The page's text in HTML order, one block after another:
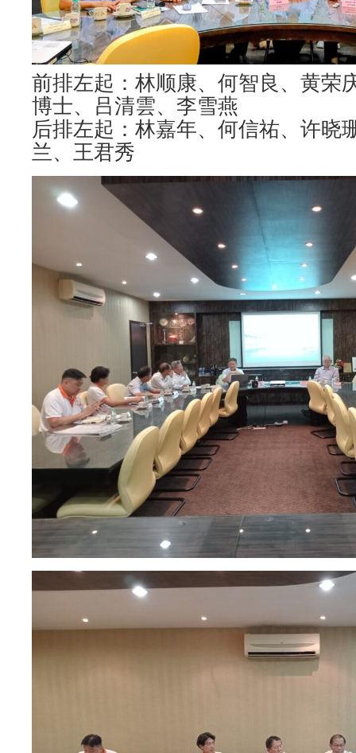
前排左起：林顺康、何智良、黄荣
博士、吕清雲、李雪燕
后排左起：林嘉年、何信祐、许晓
兰、王君秀